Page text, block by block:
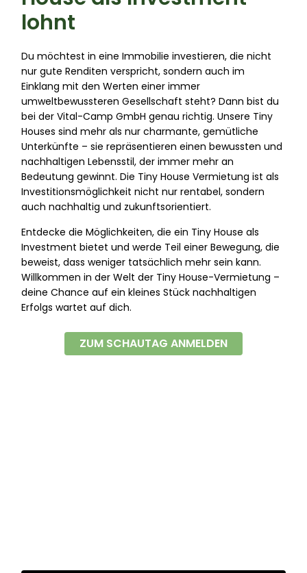
lohnt
Du möchtest in eine Immobilie investieren, die nicht
nur gute Renditen verspricht, sondern auch im
Einklang mit den Werten einer immer
umweltbewussteren Gesellschaft steht? Dann bist du
bei der Vital-Camp GmbH genau richtig. Unsere Tiny
Houses sind mehr als nur charmante, gemütliche
Unterkünfte – sie repräsentieren einen bewussten und
nachhaltigen Lebensstil, der immer mehr an
Bedeutung gewinnt. Die Tiny House Vermietung ist als
Investitionsmöglichkeit nicht nur rentabel, sondern
auch nachhaltig und zukunftsorientiert.
Entdecke die Möglichkeiten, die ein Tiny House als
Investment bietet und werde Teil einer Bewegung, die
beweist, dass weniger tatsächlich mehr sein kann.
Willkommen in der Welt der Tiny House-Vermietung –
deine Chance auf ein kleines Stück nachhaltigen
Erfolgs wartet auf dich.
ZUM SCHAUTAG ANMELDEN